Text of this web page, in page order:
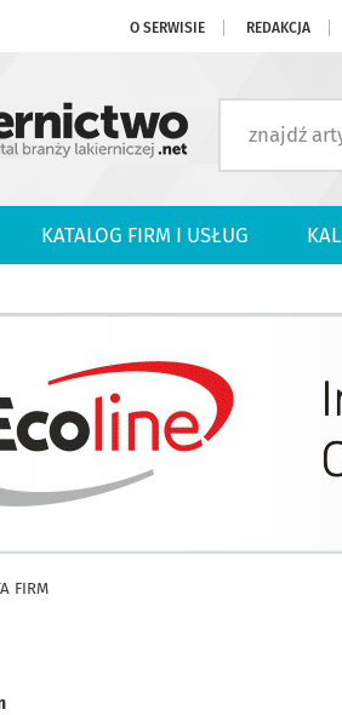
O SERWISIE REDAKCJA
KATALOG FIRM I USŁUG
FIRM